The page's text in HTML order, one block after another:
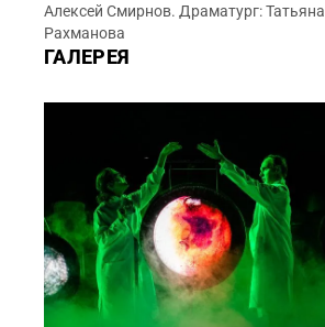
Алексей Смирнов. Драматург: Татьяна
Рахманова
ГАЛЕРЕЯ